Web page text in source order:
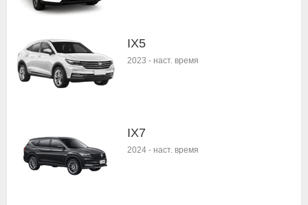
IX5
2023 - наст. время
IX7
2024 - наст. время